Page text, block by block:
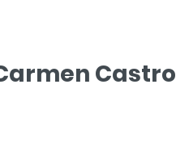
Castro